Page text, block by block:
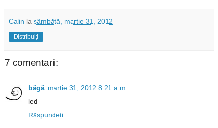
Calin la sâmbătă, martie 31, 2012
Distribuiți
7 comentarii:
băgă martie 31, 2012 8:21 a.m.
ied
Răspundeți